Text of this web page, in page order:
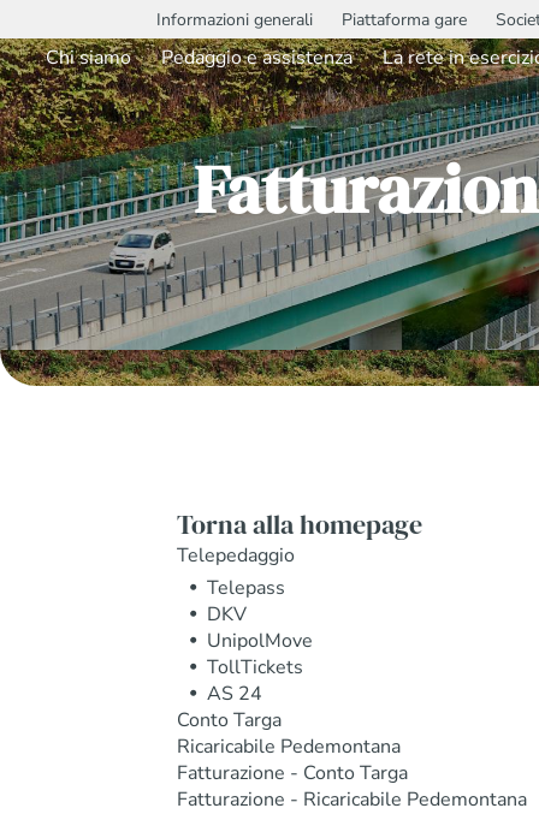
Informazioni generali Piattaforma gare
Chi siamo Pedaggio e assistenza La rete in
Torna alla homepage
Telepedaggio
Telepass
DKV
UnipolMove
TollTickets
AS 24
Conto Targa
Ricaricabile Pedemontana
Fatturazione - Conto Targa
Fatturazione - Ricaricabile Pedemontana